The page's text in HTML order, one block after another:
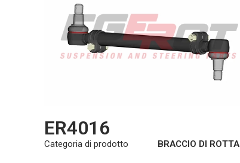
ER4016
Categoria di prodotto BRACCIO DI ROTTA